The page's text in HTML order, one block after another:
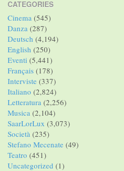
CATEGORIES
Cinema (545)
Danza (287)
Deutsch (4,194)
English (250)
Eventi (5,441)
Français (178)
Interviste (337)
Italiano (2,824)
Letteratura (2,256)
Musica (2,104)
SaarLorLux (3,073)
Società (235)
Stefano Mecenate (49)
Teatro (451)
Uncategorized (1)